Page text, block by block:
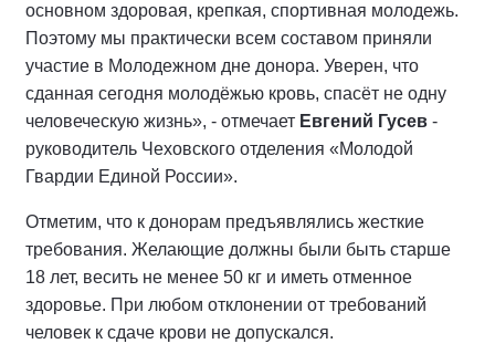
основном здоровая, крепкая, спортивная молодежь.
Поэтому мы практически всем составом приняли
участие в Молодежном дне донора. Уверен, что
сданная сегодня молодёжью кровь, спасёт не одну
человеческую жизнь», - отмечает Евгений Гусев -
руководитель Чеховского отделения «Молодой
Гвардии Единой России».
Отметим, что к донорам предъявлялись жесткие
требования. Желающие должны были быть старше
18 лет, весить не менее 50 кг и иметь отменное
здоровье. При любом отклонении от требований
человек к сдаче крови не допускался.